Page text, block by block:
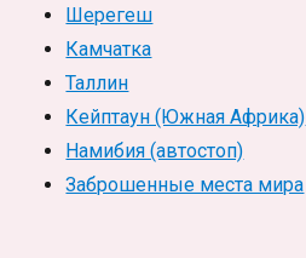
Шерегеш
Камчатка
Таллин
Кейптаун (Южная Африка)
Намибия (автостоп)
Заброшенные места мира